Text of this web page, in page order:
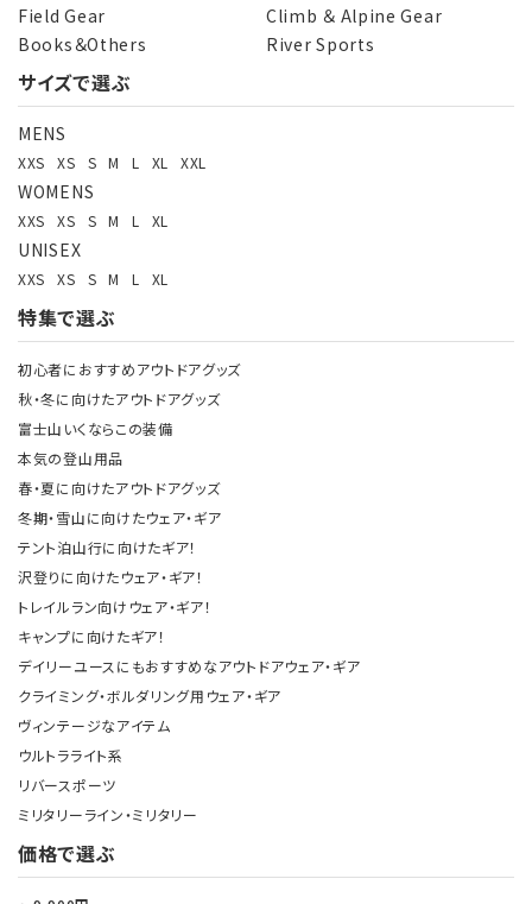
Field Gear
Climb ＆ Alpine Gear
Books＆Others
River Sports
サイズで選ぶ
MENS
XXS XS S M L XL XXL
WOMENS
XXS XS S M L XL
UNISEX
XXS XS S M L XL
特集で選ぶ
初心者におすすめアウトドアグッズ
秋・冬に向けたアウトドアグッズ
富士山いくならこの装備
本気の登山用品
春・夏に向けたアウトドアグッズ
冬期・雪山に向けたウェア・ギア
テント泊山行に向けたギア！
沢登りに向けたウェア・ギア！
トレイルラン向けウェア・ギア！
キャンプに向けたギア！
デイリーユースにもおすすめなアウトドアウェア・ギア
クライミング・ボルダリング用ウェア・ギア
ヴィンテージなアイテム
ウルトラライト系
リバースポーツ
ミリタリーライン・ミリタリー
価格で選ぶ